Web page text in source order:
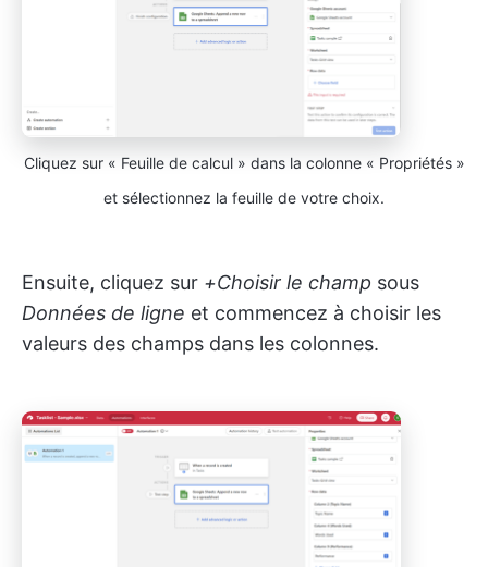
Cliquez sur « Feuille de calcul » dans la colonne « Propriétés »
et sélectionnez la feuille de votre choix.
Ensuite, cliquez sur +Choisir le champ sous
Données de ligne et commencez à choisir les
valeurs des champs dans les colonnes.